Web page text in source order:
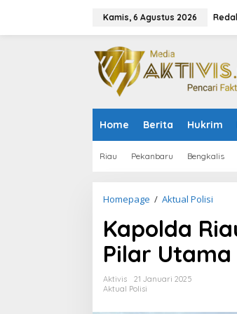
Kamis, 6 Agustus 2026
Home Berita Hukrim
Riau Pekanbaru Bengkalis
Homepage / Aktual Polisi
p
o
l
d
Kapolda
Pilar Utama
Aktivis
21 Januari 2025
Aktual Polisi